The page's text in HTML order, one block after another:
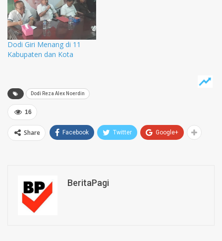
Dodi Giri Menang di 11
Kabupaten dan Kota
Dodi Reza Alex Noerdin
16
Share Facebook Twitter Google+
BeritaPagi